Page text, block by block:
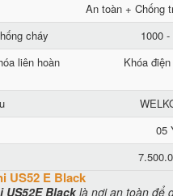
An toàn + Chống
cháy
1000 -
liên hoàn
Khóa
05
US52 E Black
US52E Blacklà nơi an toàn để